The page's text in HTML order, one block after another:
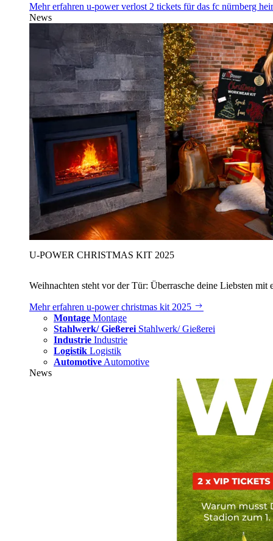
Mehr erfahren u‑power verlost 2 tickets für das fc nürnberg
News
U‑POWER CHRISTMAS KIT 2025
Weihnachten steht vor der Tür: Überrasche deine Liebsten
Mehr erfahren u‑power christmas kit 2025
Montage Montage
Stahlwerk/ Gießerei Stahlwerk/ Gießerei
Industrie Industrie
Logistik Logistik
Automotive Automotive
News